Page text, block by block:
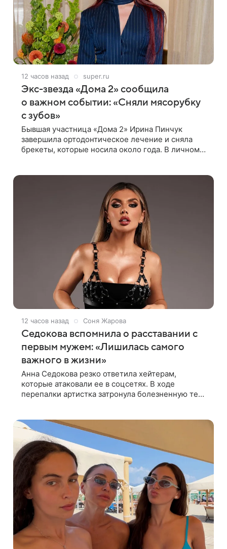
12 часов назад super.ru
Экс-звезда «Дома 2» сообщила
о важном событии: «Сняли мясорубку
с зубов»
Бывшая участница «Дома 2» Ирина Пинчук
завершила ортодонтическое лечение и сняла
брекеты, которые носила около года. В личном
12 часов назад Соня Жарова
Седокова вспомнила о расставании с
первым мужем: «Лишилась самого
важного в жизни»
Анна Седокова резко ответила хейтерам,
которые атаковали ее в соцсетях. В ходе
перепалки артистка затронула болезненную тему